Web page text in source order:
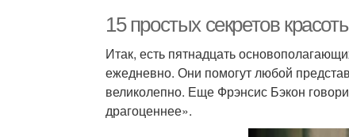
15 простых секретов
Итак, есть пятнадцать
ежедневно. Они помогут любой
великолепно. Еще Фрэнсис Бэкон
драгоценнее».